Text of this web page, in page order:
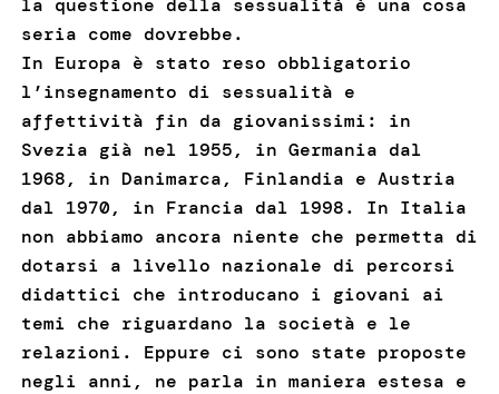
seria come dovrebbe.
In Europa è stato reso obbligatorio
l’insegnamento di sessualità e
affettività fin da giovanissimi: in
Svezia già nel 1955, in Germania dal
1968, in Danimarca, Finlandia e Austria
dal 1970, in Francia dal 1998. In Italia
non abbiamo ancora niente che permetta di
dotarsi a livello nazionale di percorsi
didattici che introducano i giovani ai
temi che riguardano la società e le
relazioni. Eppure ci sono state proposte
negli anni, ne parla in maniera estesa e